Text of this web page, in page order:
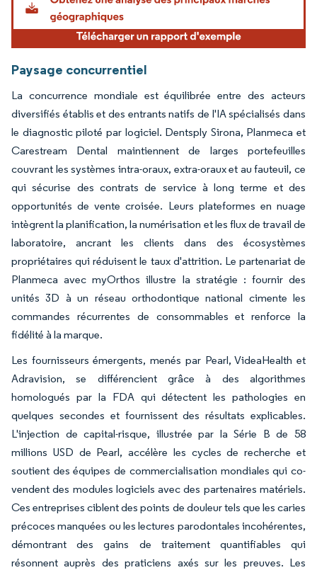
Paysage concurrentiel
La concurrence mondiale est équilibrée entre des acteurs
diversifiés établis et des entrants natifs de l'IA spécialisés dans
le diagnostic piloté par logiciel. Dentsply Sirona, Planmeca et
Carestream Dental maintiennent de larges portefeuilles
couvrant les systèmes intra-oraux, extra-oraux et au fauteuil, ce
qui sécurise des contrats de service à long terme et des
opportunités de vente croisée. Leurs plateformes en nuage
intègrent la planification, la numérisation et les flux de travail de
laboratoire, ancrant les clients dans des écosystèmes
propriétaires qui réduisent le taux d'attrition. Le partenariat de
Planmeca avec myOrthos illustre la stratégie : fournir des
unités 3D à un réseau orthodontique national cimente les
commandes récurrentes de consommables et renforce la
fidélité à la marque.
Les fournisseurs émergents, menés par Pearl, VideaHealth et
Adravision, se différencient grâce à des algorithmes
homologués par la FDA qui détectent les pathologies en
quelques secondes et fournissent des résultats explicables.
L'injection de capital-risque, illustrée par la Série B de 58
millions USD de Pearl, accélère les cycles de recherche et
soutient des équipes de commercialisation mondiales qui co-
vendent des modules logiciels avec des partenaires matériels.
Ces entreprises ciblent des points de douleur tels que les caries
précoces manquées ou les lectures parodontales incohérentes,
démontrant des gains de traitement quantifiables qui
résonnent auprès des praticiens axés sur les preuves. Les